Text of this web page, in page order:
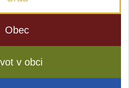
Obec
v obci